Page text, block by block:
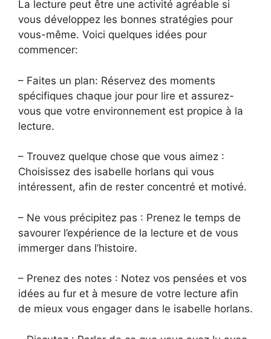
La lecture peut être une activité agréable si
vous développez les bonnes stratégies pour
vous-même. Voici quelques idées pour
commencer:
– Faites un plan: Réservez des moments
spécifiques chaque jour pour lire et assurez-
vous que votre environnement est propice à la
lecture.
– Trouvez quelque chose que vous aimez :
Choisissez des isabelle horlans qui vous
intéressent, afin de rester concentré et motivé.
– Ne vous précipitez pas : Prenez le temps de
savourer l’expérience de la lecture et de vous
immerger dans l’histoire.
– Prenez des notes : Notez vos pensées et vos
idées au fur et à mesure de votre lecture afin
de mieux vous engager dans le isabelle horlans.